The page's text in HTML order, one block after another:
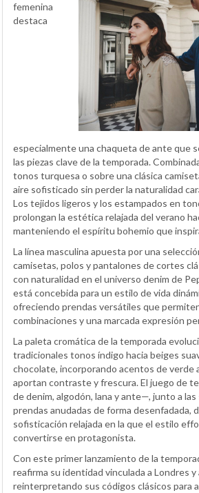
femenina
destaca
especialmente una chaqueta de ante que
las piezas clave de la temporada.
tonos turquesa o sobre una clásica
aire sofisticado sin perder la naturalidad
Los tejidos ligeros y los estampados en
prolongan la estética relajada del verano
manteniendo el espíritu bohemio que
La línea masculina apuesta por una
camisetas, polos y pantalones de cortes
con naturalidad en el universo denim de
está concebida para un estilo de vida
ofreciendo prendas versátiles que
combinaciones y una marcada expresión
La paleta cromática de la temporada
tradicionales tonos índigo hacia beiges
chocolate, incorporando acentos de verde
aportan contraste y frescura. El juego de
de denim, algodón, lana y ante—, junto a
prendas anudadas de forma desenfadada,
sofisticación relajada en la que el estilo
convertirse en protagonista.
Con este primer lanzamiento de la
reafirma su identidad vinculada a Londres y
reinterpretando sus códigos clásicos para